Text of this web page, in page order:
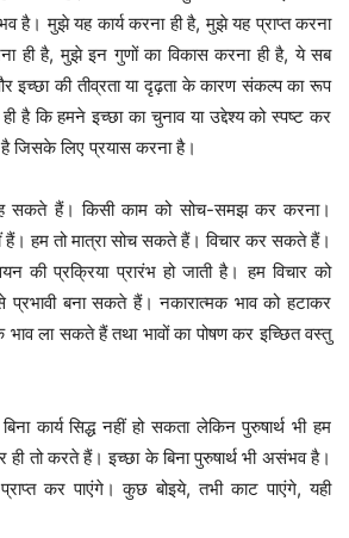
है। मुझे यह कार्य करना ही है, मुझे यह प्राप्त करना
ही है, मुझे इन गुणों का विकास करना ही है, ये सब
इच्छा की तीव्रता या दृढ़ता के कारण संकल्प का रूप
है कि हमने इच्छा का चुनाव या उद्देश्य को स्पष्ट कर
जिसके लिए प्रयास करना है।
सकते हैं। किसी काम को सोच-समझ कर करना।
हैं। हम तो मात्रा सोच सकते हैं। विचार कर सकते हैं।
की प्रक्रिया प्रारंभ हो जाती है। हम विचार को
बना सकते हैं। नकारात्मक भाव को हटाकर
ला सकते हैं तथा भावों का पोषण कर इच्छित वस्तु
कार्य सिद्ध नहीं हो सकता लेकिन पुरुषार्थ भी हम
ही तो करते हैं। इच्छा के बिना पुरुषार्थ भी असंभव है।
कर पाएंगे। कुछ बोइये, तभी काट पाएंगे, यही